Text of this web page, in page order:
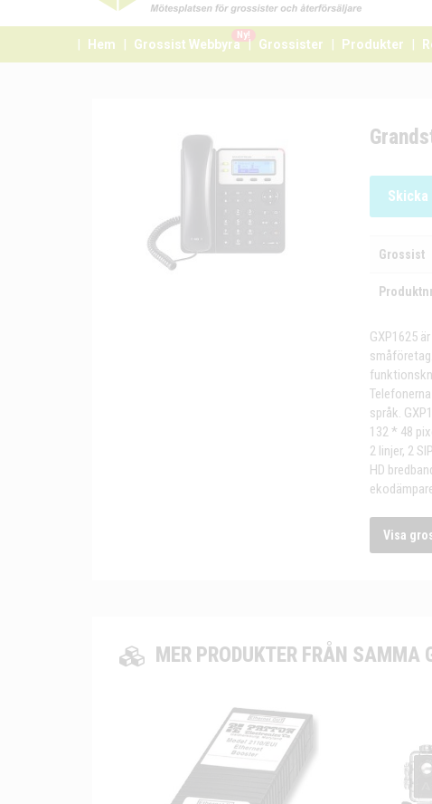
Hem Grossist Webbyrå
Ny!
Grossister Produkter
Grossist
Produktnr
GXP1625
språk.
132 * 48
2 linjer, 2
HD
Visa
MER PRODUKTER FRÅN SAMMA